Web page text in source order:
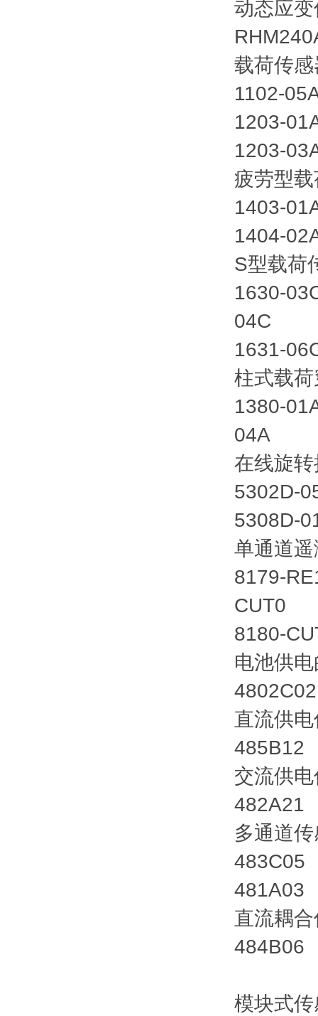
动态应
载荷传感
1102-
1203-
1203-
疲劳型
1403-
1404-
S型载荷
1630-
04C
1631-
柱式载
1380-
04A
在线旋
5308D-
单通道
8179-
CUT0
8180-
电池供
直流供
交流供
多通道
481A03
直流耦
模块式